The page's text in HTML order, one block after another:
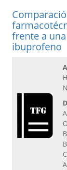
frente a
ibuprofeno